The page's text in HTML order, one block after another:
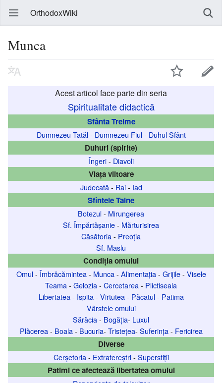
OrthodoxWiki
Munca
Acest articol face parte din seria
Spiritualitate didactică
Sfânta Treime
Dumnezeu Tatăl- Dumnezeu Fiul- Duhul Sfânt
Duhuri (spirite)
Îngeri- Diavoli
Viața viitoare
Judecată- Rai- Iad
Sfintele Taine
Botezul- Mirungerea
Sf. Împărtășanie- Mărturisirea
Căsătoria- Preoția
Sf. Maslu
Condiția omului
Omul- Îmbrăcămintea- Munca- Alimentația- Grijile- Visele
Teama- Gelozia- Cercetarea- Plictiseala
Libertatea- Ispita- Virtutea- Păcatul- Patima
Vârstele omului
Sărăcia- Bogăția- Luxul
Plăcerea- Boala- Bucuria- Tristețea- Suferința- Fericirea
Diverse
Cerșetoria- Extratereștri- Superstiții
Patimi ce afectează libertatea omului